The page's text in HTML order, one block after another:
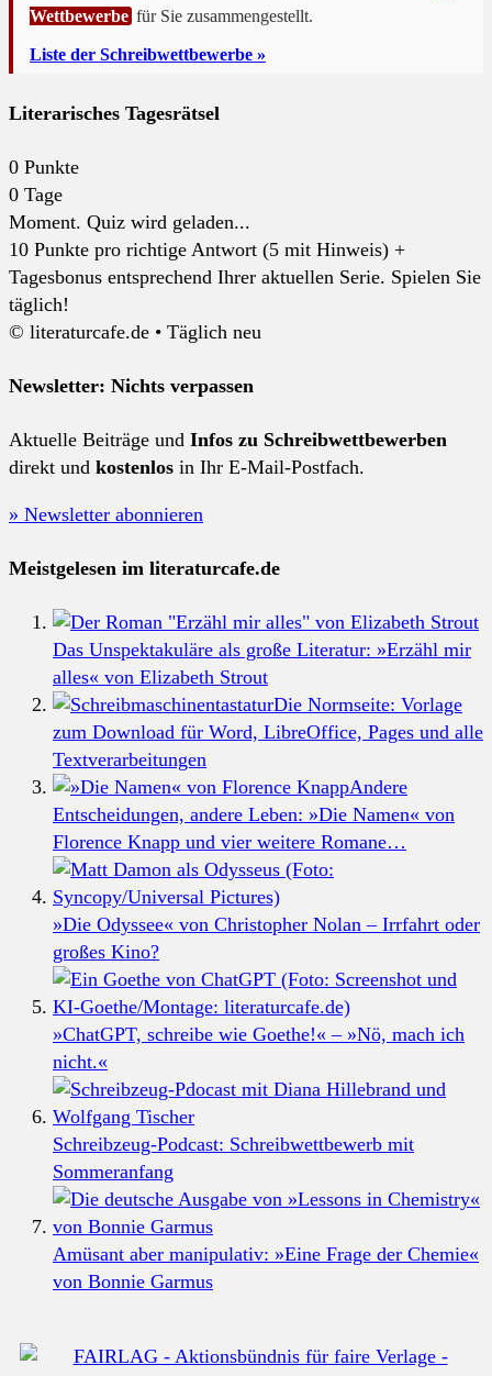
Wettbewerbe für Sie zusammengestellt.
Liste der Schreibwettbewerbe »
Literarisches Tagesrätsel
0 Punkte
0 Tage
Moment. Quiz wird geladen...
10 Punkte pro richtige Antwort (5 mit Hinweis) +
Tagesbonus entsprechend Ihrer aktuellen Serie. Spielen Sie
täglich!
© literaturcafe.de • Täglich neu
Newsletter: Nichts verpassen
Aktuelle Beiträge und Infos zu Schreibwettbewerben
direkt und kostenlos in Ihr E-Mail-Postfach.
» Newsletter abonnieren
Meistgelesen im literaturcafe.de
Das Unspektakuläre als große Literatur: »Erzähl mir
alles« von Elizabeth Strout
Die Normseite: Vorlage
zum Download für Word, LibreOffice, Pages und alle
Textverarbeitungen
Andere
Entscheidungen, andere Leben: »Die Namen« von
Florence Knapp und vier weitere Romane…
»Die Odyssee« von Christopher Nolan – Irrfahrt oder
großes Kino?
»ChatGPT, schreibe wie Goethe!« – »Nö, mach ich
nicht.«
Schreibzeug-Podcast: Schreibwettbewerb mit
Sommeranfang
Amüsant aber manipulativ: »Eine Frage der Chemie«
von Bonnie Garmus